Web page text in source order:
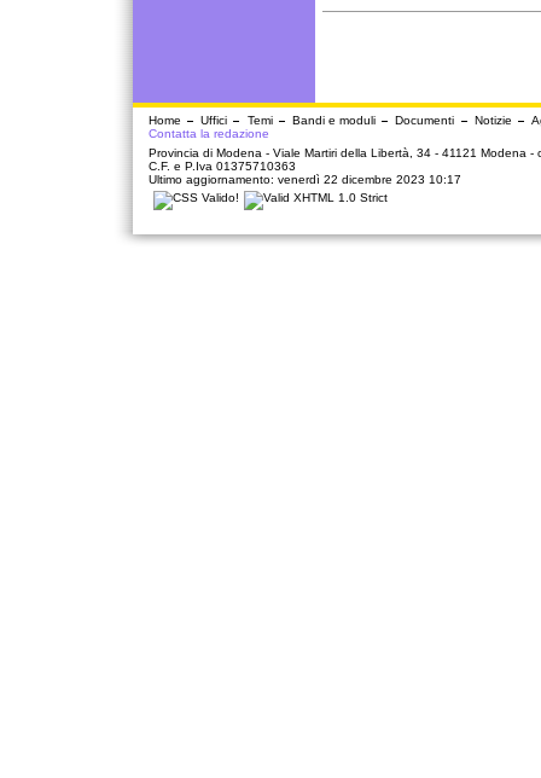
Home Uffici Temi Bandi e moduli Documenti Notizie
Contatta la redazione
Provincia di Modena - Viale Martiri della Libertà, 34 - 41121 Modena -
C.F. e P.Iva 01375710363
Ultimo aggiornamento: venerdì 22 dicembre 2023 10:17